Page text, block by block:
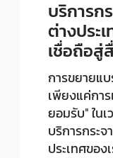
บริการก
ต่างประ
เชื่อถือสู่
การขยายแ
เพียงแค่กา
ยอมรับ" ใน
บริการกระ
ประเทศขอ